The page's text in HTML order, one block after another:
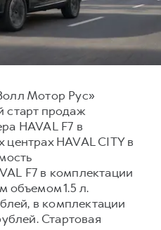
F7X
от 3 599 000 ₽
обслуживания
GWM
Мотор Рус»
старт продаж
HAVAL F7 в
HAVAL CITY в
F7 в комплектации
объемом 1.5 л.
в комплектации
Стартовая